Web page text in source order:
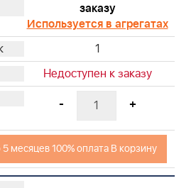
39
41
42
45
46
47
заказу
Используется в агрегатах
1
Недоступен к заказу
-
+
месяцев 100% оплата В корзину